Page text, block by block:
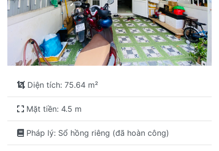
Diện tích: 75.64 m²
Mặt tiền: 4.5 m
Pháp lý: Sổ hồng riêng (đã hoàn công)